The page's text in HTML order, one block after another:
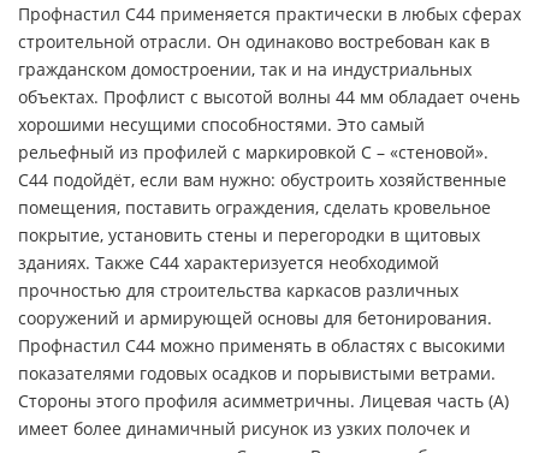
Профнастил С44 применяется практически в любых сферах
строительной отрасли. Он одинаково востребован как в
гражданском домостроении, так и на индустриальных
объектах. Профлист с высотой волны 44 мм обладает очень
хорошими несущими способностями. Это самый
рельефный из профилей с маркировкой С – «стеновой».
С44 подойдёт, если вам нужно: обустроить хозяйственные
помещения, поставить ограждения, сделать кровельное
покрытие, установить стены и перегородки в щитовых
зданиях. Также С44 характеризуется необходимой
прочностью для строительства каркасов различных
сооружений и армирующей основы для бетонирования.
Профнастил С44 можно применять в областях с высокими
показателями годовых осадков и порывистыми ветрами.
Стороны этого профиля асимметричны. Лицевая часть (А)
имеет более динамичный рисунок из узких полочек и